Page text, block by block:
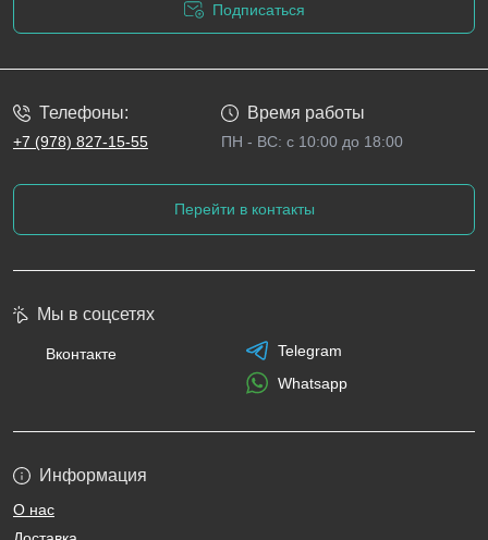
Подписаться
Телефоны:
+7 (978) 827-15-55
Время работы
ПН - ВС: с 10:00 до 18:00
Перейти в контакты
Информация
О нас
Мы в соцсетях
Вконтакте
Telegram
Whatsapp